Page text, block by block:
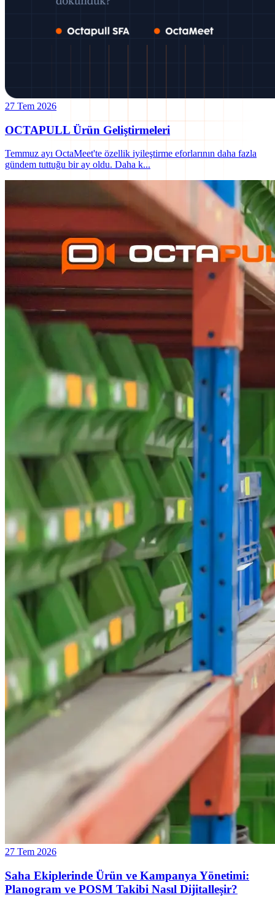
27 Tem 2026
OCTAPULL Ürün Geliştirmeleri
Temmuz ayı OctaMeet'te özellik iyileştirme eforlarının daha fazla
gündem tuttuğu bir ay oldu. Daha k...
27 Tem 2026
Saha Ekiplerinde Ürün ve Kampanya Yönetimi:
Planogram ve POSM Takibi Nasıl Dijitalleşir?